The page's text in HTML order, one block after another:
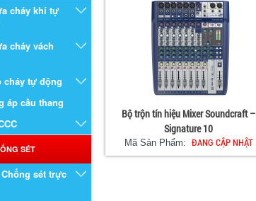
cháy khí tự
cháy vách
cháy tự động
áp cầu thang
SÉT
sét trực
Bộ trộn tín hiệu Mixer Soundcraft –
Signature 10
Mã Sản Phẩm: ĐANG CẬP NHẬT